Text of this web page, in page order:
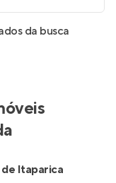
da busca
Itaparica